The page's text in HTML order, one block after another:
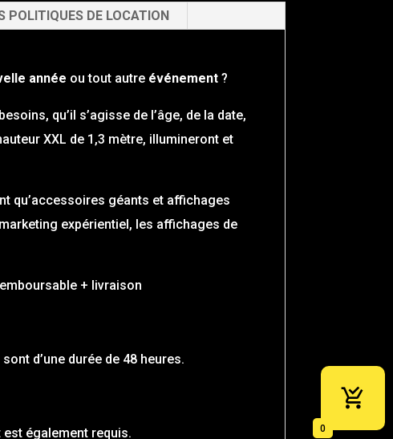
POLITIQUES DE LOCATION
année ou tout autre événement?
qu’il s’agisse de l’âge, de la date,
XXL de 1,3 mètre, illumineront et
qu’accessoires géants et affichages
expérientiel, les affichages de
+ livraison
d’une durée de 48 heures.
également requis.
0